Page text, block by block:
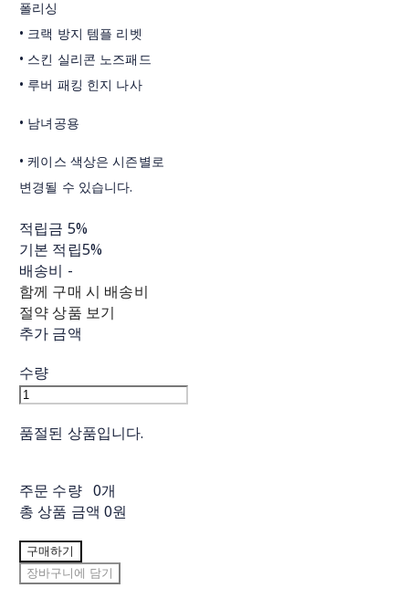
폴리싱
• 크랙 방지 템플 리벳
• 스킨 실리콘 노즈패드
• 루버 패킹 힌지 나사
• 남녀공용
• 케이스 색상은 시즌별로
변경될 수 있습니다.
적립금 5%
기본 적립5%
배송비 -
함께 구매 시 배송비
절약 상품 보기
추가 금액
수량
품절된 상품입니다.
주문 수량 0개
총 상품 금액 0원
구매하기
장바구니에 담기